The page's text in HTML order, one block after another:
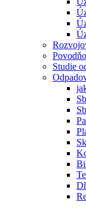
Studie